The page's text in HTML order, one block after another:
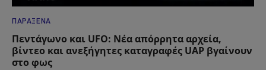
ΠΑΡΆΞΕΝΑ
Πεντάγωνο και UFO: Νέα απόρρητα αρχεία,
βίντεο και ανεξήγητες καταγραφές UAP βγαίνουν
στο φως